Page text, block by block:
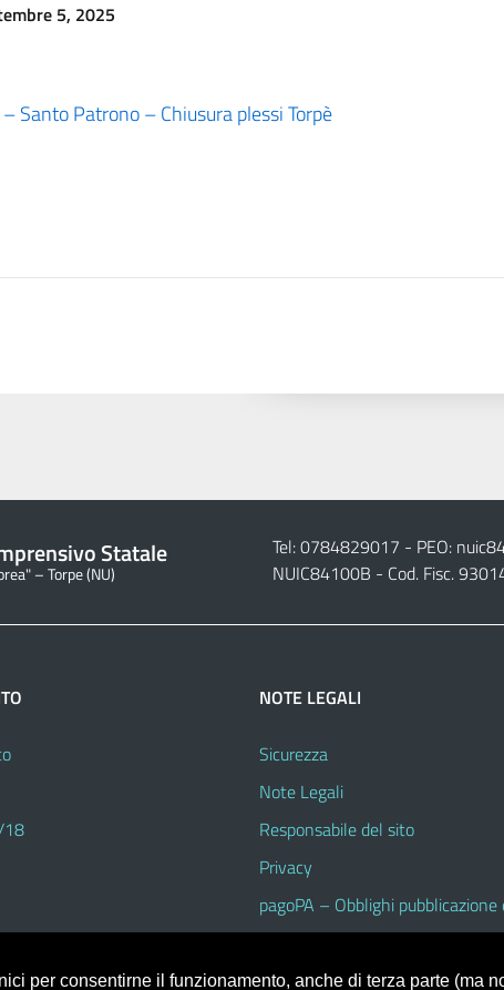
5, 2025
Santo Patrono – Chiusura plessi Torpè
Statale
– Torpe (NU)
Tel: 0784829017 - PEO:
NUIC84100B - Cod. Fisc.
18
NOTE LEGALI
Sicurezza
Note Legali
Responsabile del sito
Privacy
pagoPA – Obblighi
per consentirne il funzionamento, anche di terza parte (ma